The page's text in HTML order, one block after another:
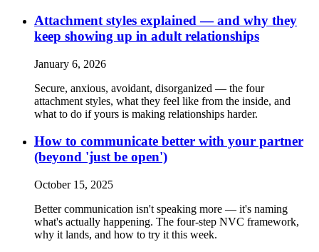
Attachment styles explained — and why they
keep showing up in adult relationships
January 6, 2026
Secure, anxious, avoidant, disorganized — the four
attachment styles, what they feel like from the inside, and
what to do if yours is making relationships harder.
How to communicate better with your partner
(beyond 'just be open')
October 15, 2025
Better communication isn't speaking more — it's naming
what's actually happening. The four-step NVC framework,
why it lands, and how to try it this week.